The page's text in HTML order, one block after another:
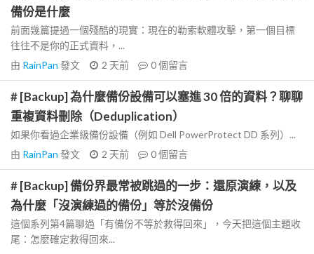
備份是什麼
前面幾篇提過一個殘酷的現實：現在的勒索軟體攻擊，第一個目標
往往不是你的正式資料，...
由 RainPan 發文 2 天前 0個留言
# [Backup] 為什麼備份設備可以塞進 30 倍的資料？聊聊
重複資料刪除（Deduplication）
如果你看過企業級備份設備（例如 Dell PowerProtect DD 系列）...
由 RainPan 發文 2 天前 0個留言
# [Backup] 備份界最常被跳過的一步：還原演練，以及
為什麼「沒演練過的備份」等於沒備份
這個系列第4篇聊過「有備份不等於救得回來」，今天把這個主題收
尾：怎麼確定救得回來...